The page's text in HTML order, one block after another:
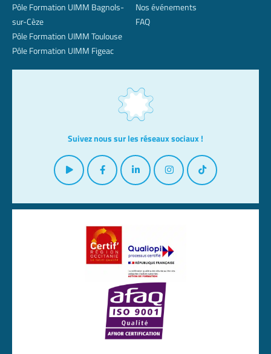
Pôle Formation UIMM Bagnols-
sur-Cèze
Pôle Formation UIMM Toulouse
Pôle Formation UIMM Figeac
Nos événements
FAQ
Suivez nous sur les réseaux sociaux !